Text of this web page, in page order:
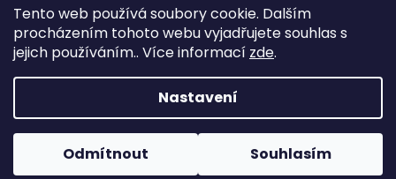
Tento web používá soubory cookie. Dalším
procházením tohoto webu vyjadřujete souhlas s
jejich používáním.. Více informací zde.
Nastavení
Odmítnout Souhlasím
Fotogalerie
FAQ - časté dotazy
Polotovary hlavní
Copyright 2026WOJOCZEK . Všechna práva vyhrazena.